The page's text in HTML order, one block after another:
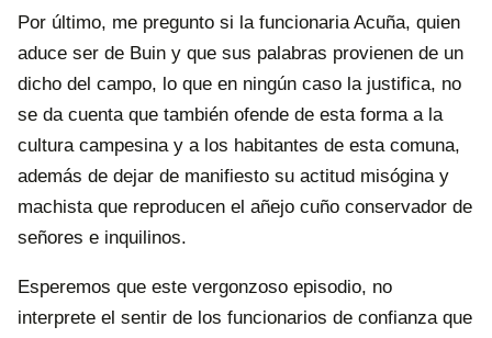
Por último, me pregunto si la funcionaria Acuña, quien
aduce ser de Buin y que sus palabras provienen de un
dicho del campo, lo que en ningún caso la justifica, no
se da cuenta que también ofende de esta forma a la
cultura campesina y a los habitantes de esta comuna,
además de dejar de manifiesto su actitud misógina y
machista que reproducen el añejo cuño conservador de
señores e inquilinos.
Esperemos que este vergonzoso episodio, no
interprete el sentir de los funcionarios de confianza que